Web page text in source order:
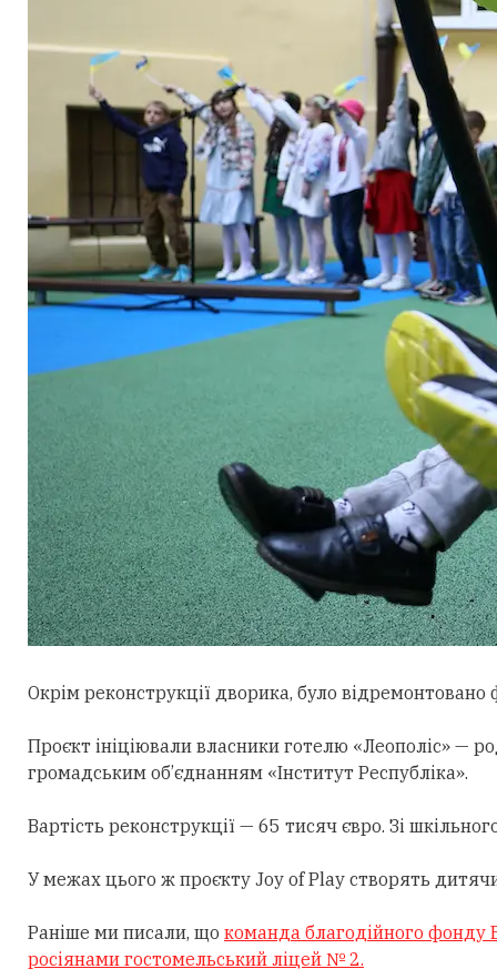
Окрім реконструкції дворика, було
Проєкт ініціювали власники готелю «Леополіс» —
громадським об’єднанням «Інститут Республіка».
Вартість реконструкції — 65 тисяч євро. Зі
У межах цього ж проєкту Joy of Play створять
Раніше ми писали, що команда благодійного фонду
росіянами гостомельський ліцей № 2.